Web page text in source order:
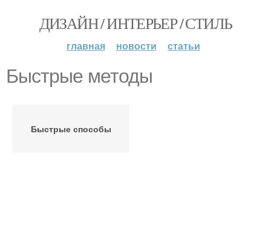
ДИЗАЙН / ИНТЕРЬЕР / СТИЛЬ
главная новости статьи
Быстрые методы
Быстрые способы